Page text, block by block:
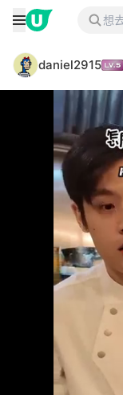
daniel2915